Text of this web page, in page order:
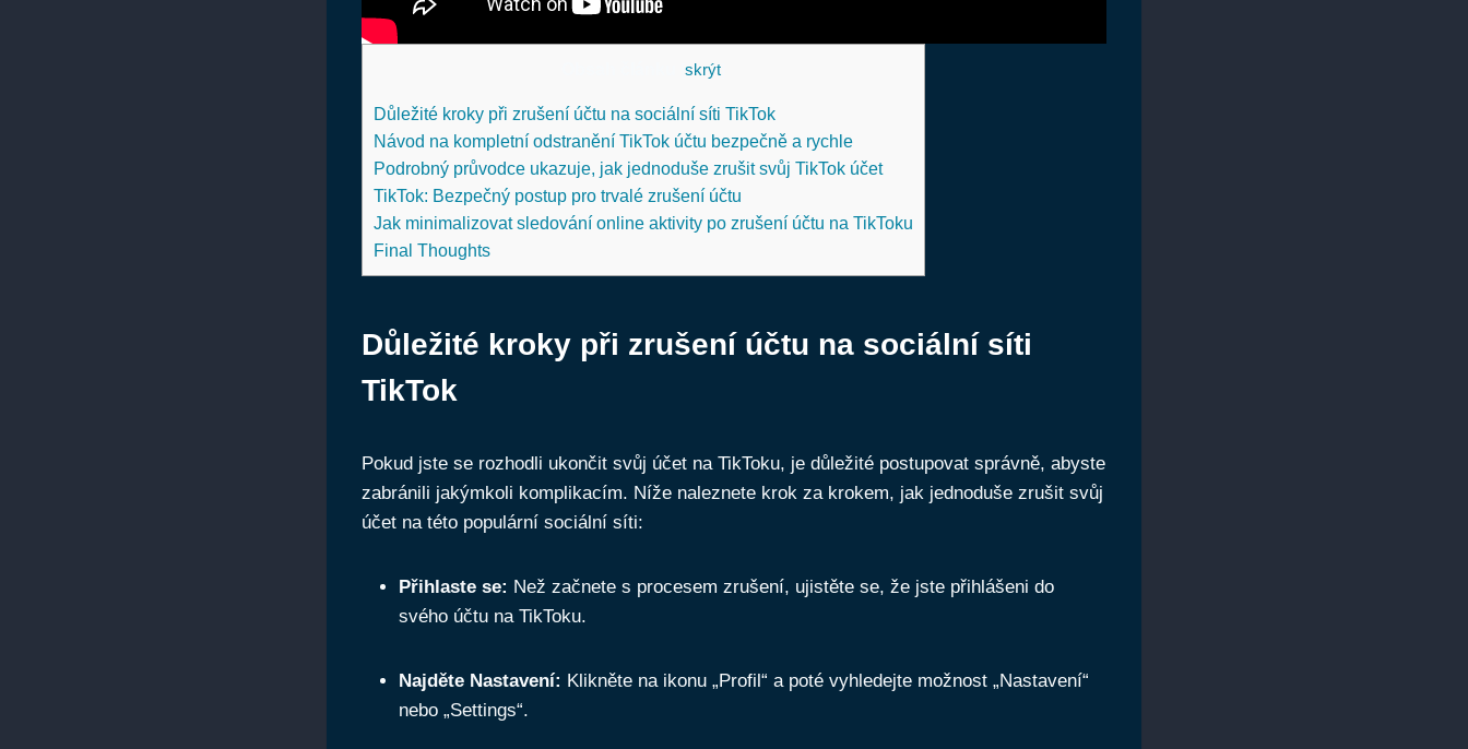
skrýt
Důležité kroky při zrušení účtu na sociální síti TikTok
Návod na kompletní odstranění TikTok účtu bezpečně a rychle
Podrobný průvodce ukazuje, jak jednoduše zrušit svůj TikTok účet
TikTok: Bezpečný postup pro trvalé zrušení účtu
Jak minimalizovat sledování online aktivity po zrušení účtu na TikToku
Final Thoughts
Důležité kroky při zrušení účtu na sociální síti
TikTok
Pokud jste se rozhodli ukončit svůj účet na TikToku, je důležité postupovat správně, abyste
zabránili jakýmkoli komplikacím. Níže naleznete krok za krokem, jak jednoduše zrušit svůj
účet na této populární sociální síti:
Přihlaste se: Než začnete s procesem zrušení, ujistěte se, že jste přihlášeni do
svého účtu na TikToku.
Najděte Nastavení: Klikněte na ikonu „Profil“ a poté vyhledejte možnost „Nastavení“
nebo „Settings“.